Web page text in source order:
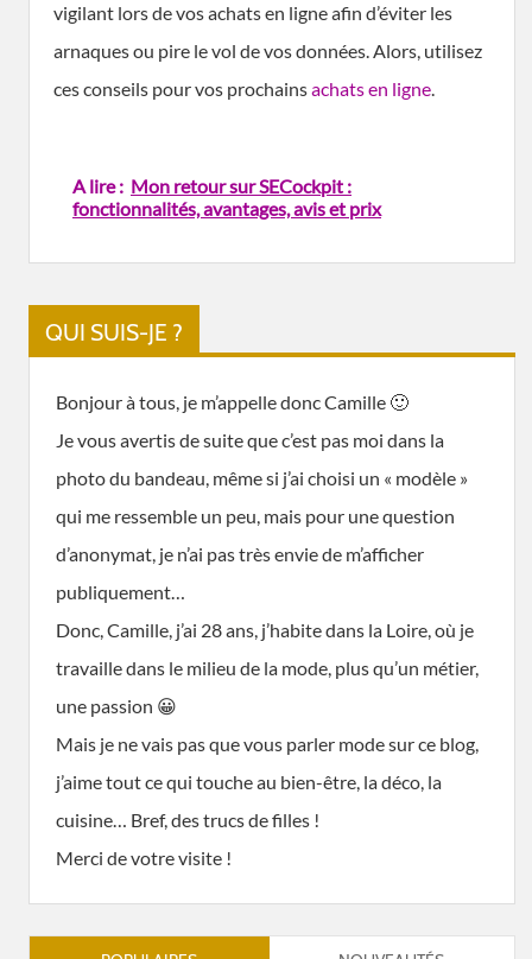
vigilant lors de vos achats en ligne afin d’éviter les
arnaques ou pire le vol de vos données. Alors, utilisez
ces conseils pour vos prochainsachats en ligne.
A lire : Mon retour sur SECockpit :
fonctionnalités, avantages, avis et prix
QUI SUIS-JE ?
Bonjour à tous, je m’appelle donc Camille 🙂
Je vous avertis de suite que c’est pas moi dans la
photo du bandeau, même si j’ai choisi un « modèle »
qui me ressemble un peu, mais pour une question
d’anonymat, je n’ai pas très envie de m’afficher
publiquement…
Donc, Camille, j’ai 28 ans, j’habite dans la Loire, où je
travaille dans le milieu de la mode, plus qu’un métier,
une passion 😀
Mais je ne vais pas que vous parler mode sur ce blog,
j’aime tout ce qui touche au bien-être, la déco, la
cuisine… Bref, des trucs de filles !
Merci de votre visite !